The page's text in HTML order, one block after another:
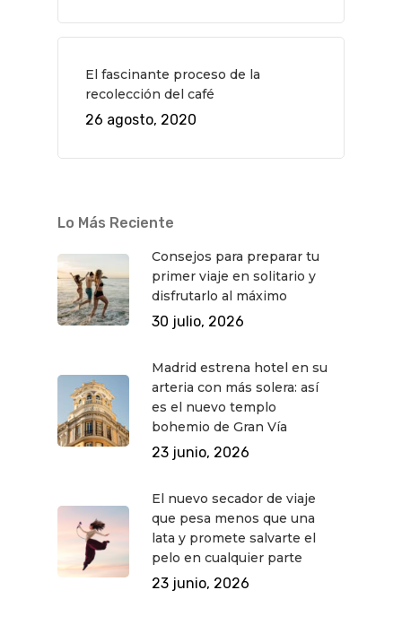
El fascinante proceso de la
recolección del café
26 agosto, 2020
Lo Más Reciente
Consejos para preparar tu
primer viaje en solitario y
disfrutarlo al máximo
30 julio, 2026
Madrid estrena hotel en su
arteria con más solera: así
es el nuevo templo
bohemio de Gran Vía
23 junio, 2026
El nuevo secador de viaje
que pesa menos que una
lata y promete salvarte el
pelo en cualquier parte
23 junio, 2026